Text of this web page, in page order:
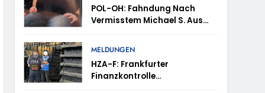
Mithilfe
Von Markus Höfer
Veröffentlichung Eines Fotos
POL-OH: Fahndung Nach
Vermisstem Michael S. Aus
MELDUNGEN
HZA-F: Frankfurter
Finanzkontrolle